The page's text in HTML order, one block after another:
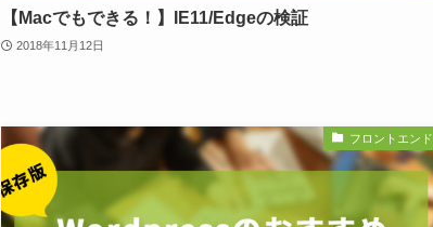
【Macでもできる！】IE11/Edgeの検証
2018年11月12日
フロントエンド